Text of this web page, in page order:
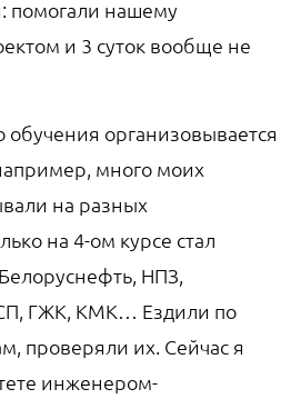
помогали нашему
и 3 суток вообще не
организовывается
много моих
на разных
на 4-ом курсе стал
НПЗ,
ГЖК, КМК… Ездили по
проверяли их. Сейчас я
инженером-